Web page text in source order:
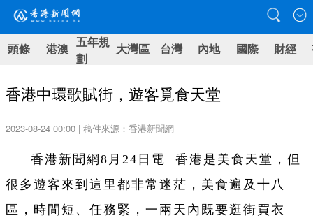
頭條 港澳 五年規
劃
大灣區 台灣 內地 國際 財經
香港中環歌賦街，遊客覓食天堂
2023-08-24 00:00 | 稿件來源：香港新聞網
香港新聞網8月24日電 香港是美食天堂，但
很多遊客來到這里都非常迷茫，美食遍及十八
區，時間短、任務緊，一兩天內既要逛街買衣